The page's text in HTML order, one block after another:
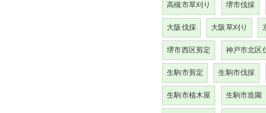
高槻市草刈り 堺市伐採
大阪伐採 大阪草刈り
堺市西区剪定 神戸市北区
生駒市剪定 生駒市伐採
生駒市植木屋 生駒市造園